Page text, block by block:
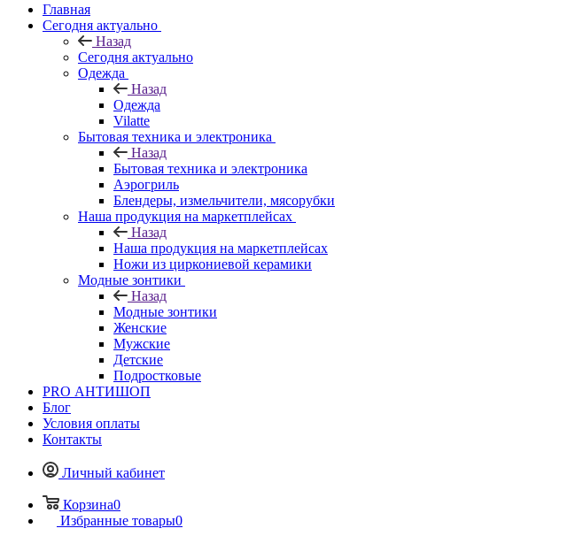
Главная
Сегодня актуально
Назад
Сегодня актуально
Одежда
Назад
Одежда
Vilatte
Бытовая техника и электроника
Назад
Бытовая техника и электроника
Аэрогриль
Блендеры, измельчители, мясорубки
Наша продукция на маркетплейсах
Назад
Наша продукция на маркетплейсах
Ножи из циркониевой керамики
Модные зонтики
Назад
Модные зонтики
Женские
Мужские
Детские
Подростковые
PRO АНТИШОП
Блог
Условия оплаты
Контакты
Личный кабинет
Корзина0
Избранные товары0